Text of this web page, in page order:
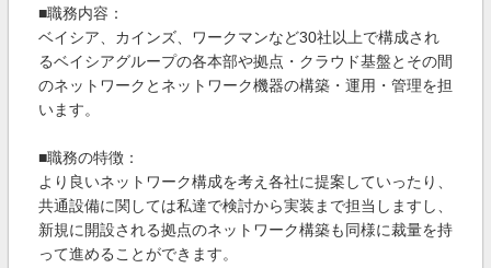
■職務内容：
ベイシア、カインズ、ワークマンなど30社以上で構成され
るベイシアグループの各本部や拠点・クラウド基盤とその間
のネットワークとネットワーク機器の構築・運用・管理を担
います。
■職務の特徴：
より良いネットワーク構成を考え各社に提案していったり、
共通設備に関しては私達で検討から実装まで担当しますし、
新規に開設される拠点のネットワーク構築も同様に裁量を持
って進めることができます。